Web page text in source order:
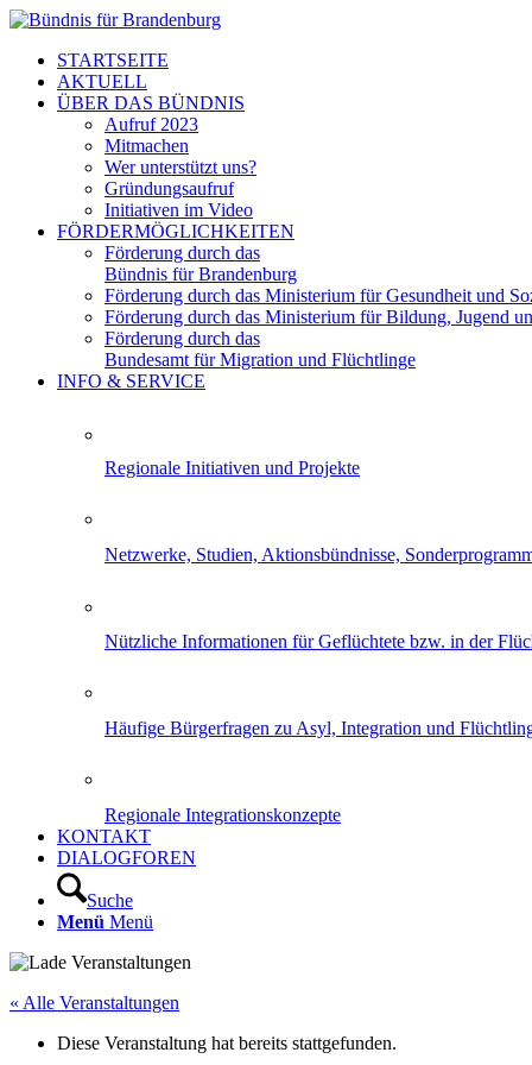
STARTSEITE
AKTUELL
ÜBER DAS BÜNDNIS
Aufruf 2023
Mitmachen
Wer unterstützt uns?
Gründungsaufruf
Initiativen im Video
FÖRDERMÖGLICHKEITEN
Förderung durch das
Bündnis für Brandenburg
Förderung durch das Ministerium für Gesundheit und
Förderung durch das Ministerium für Bildung, Jugend
Förderung durch das
Bundesamt für Migration und Flüchtlinge
INFO & SERVICE
Regionale Initiativen und Projekte
Netzwerke, Studien, Aktionsbündnisse,
Nützliche Informationen für Geflüchtete bzw. in der
Häufige Bürgerfragen zu Asyl, Integration und
Regionale Integrationskonzepte
KONTAKT
DIALOGFOREN
Suche
Menü Menü
« Alle Veranstaltungen
Diese Veranstaltung hat bereits stattgefunden.